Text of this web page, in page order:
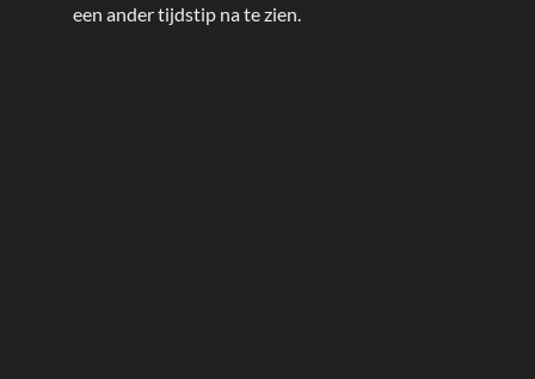
een ander tijdstip na te zien.